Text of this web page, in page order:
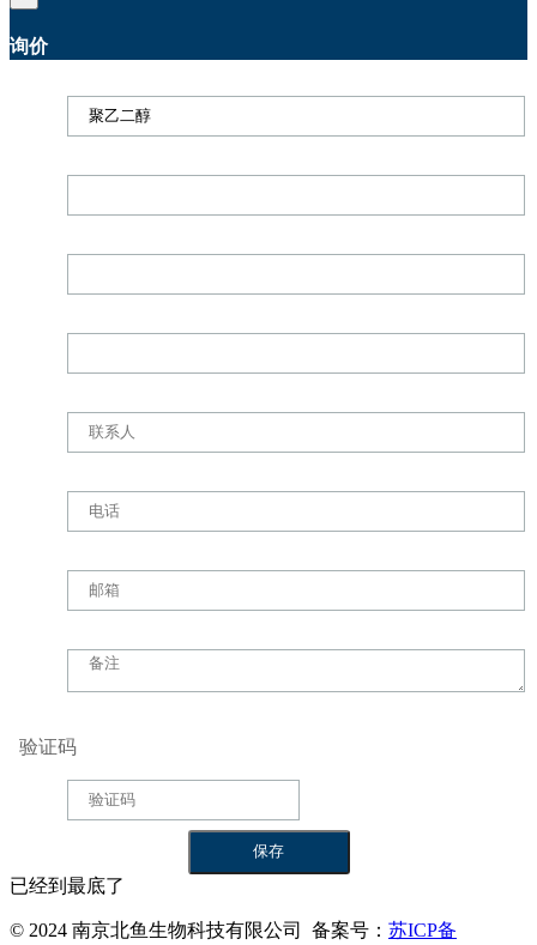
询价
验证码
已经到最底了
© 2024 南京北鱼生物科技有限公司 备案号： 苏ICP备